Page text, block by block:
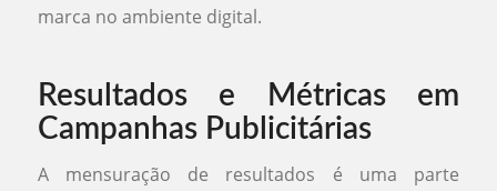
marca no ambiente digital.
Resultados e Métricas em
Campanhas Publicitárias
A mensuração de resultados é uma parte